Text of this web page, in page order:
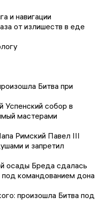
и навигации
от излишеств в еде
Битва при
собор в
мастерами
Римский Павел III
и запретил
осады Бреда сдалась
под командованием дона
произошла Битва под